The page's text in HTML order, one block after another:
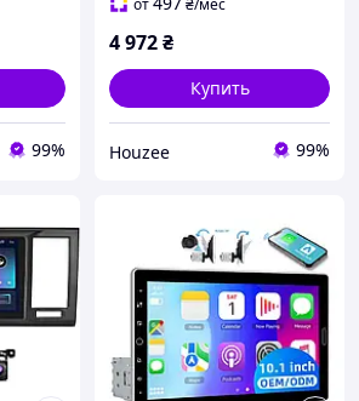
99%
от ₴/мес
4 972₴
Купить
Houzee 99%